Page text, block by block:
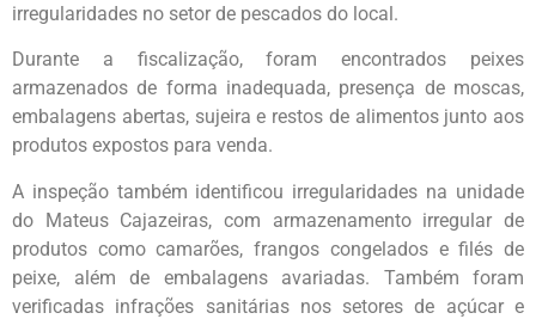
irregularidades no setor de pescados do local.
Durante a fiscalização, foram encontrados peixes
armazenados de forma inadequada, presença de moscas,
embalagens abertas, sujeira e restos de alimentos junto aos
produtos expostos para venda.
A inspeção também identificou irregularidades na unidade
do Mateus Cajazeiras, com armazenamento irregular de
produtos como camarões, frangos congelados e filés de
peixe, além de embalagens avariadas. Também foram
verificadas infrações sanitárias nos setores de açúcar e